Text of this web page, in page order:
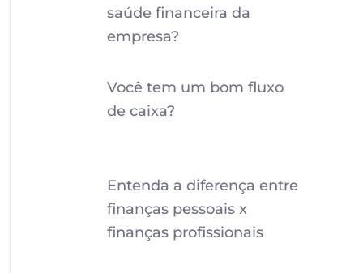
saúde financeira da
empresa?
Você tem um bom fluxo
de caixa?
Entenda a diferença entre
finanças pessoais x
finanças profissionais